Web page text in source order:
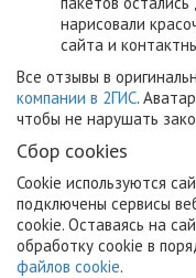
нарисовали
сайта и
Все отзывы в
компании в 2ГИС.
чтобы не нарушать
Сбор cookies
Cookie используются
подключены сервисы
cookie. Оставаясь на
обработку cookie в
файлов cookie.